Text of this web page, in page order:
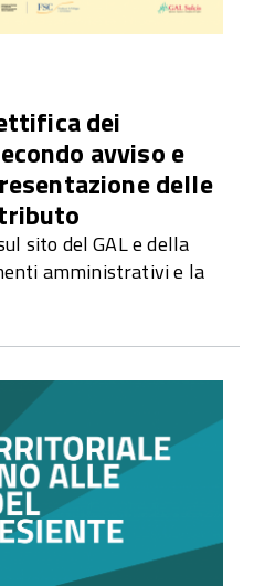
dei
avviso e
delle
sito del GAL e della
amministrativi e la